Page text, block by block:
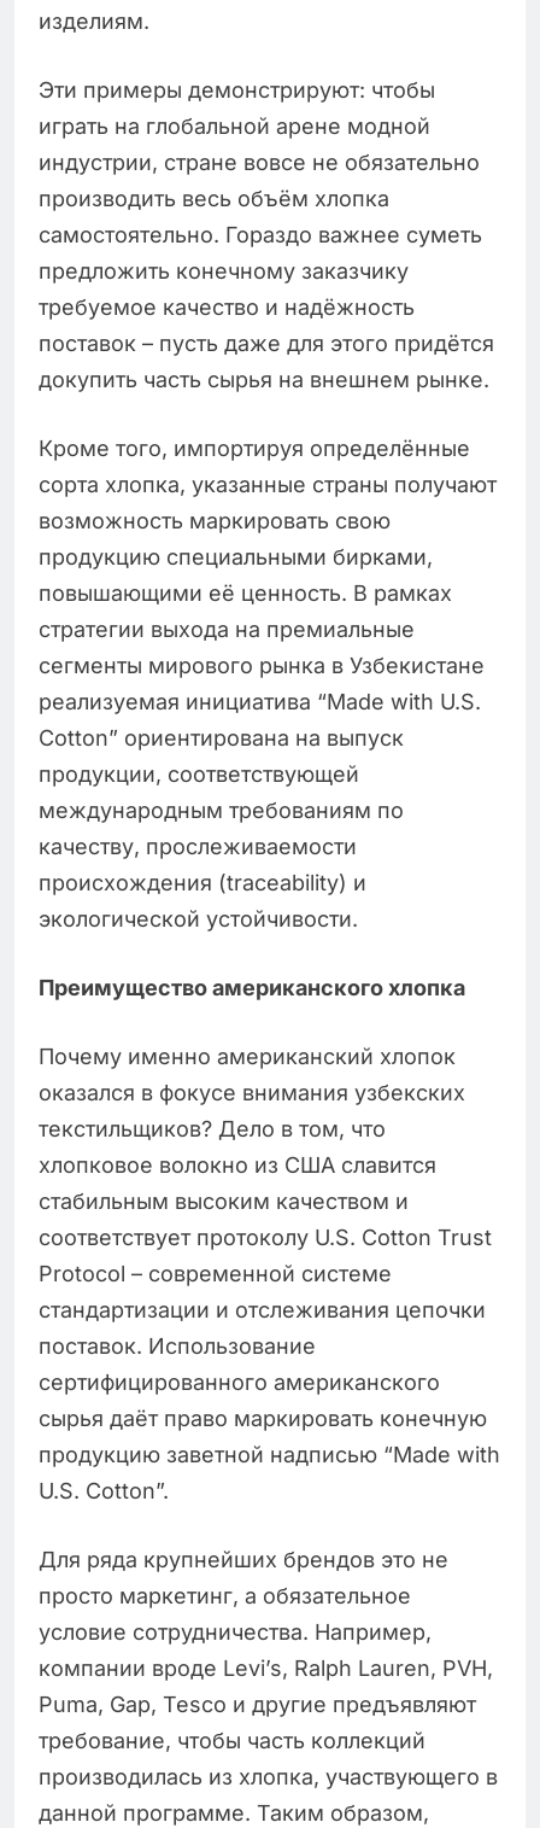
изделиям.
Эти примеры демонстрируют: чтобы
играть на глобальной арене модной
индустрии, стране вовсе не обязательно
производить весь объём хлопка
самостоятельно. Гораздо важнее суметь
предложить конечному заказчику
требуемое качество и надёжность
поставок – пусть даже для этого придётся
докупить часть сырья на внешнем рынке.
Кроме того, импортируя определённые
сорта хлопка, указанные страны получают
возможность маркировать свою
продукцию специальными бирками,
повышающими её ценность. В рамках
стратегии выхода на премиальные
сегменты мирового рынка в Узбекистане
реализуемая инициатива “Made with U.S.
Cotton” ориентирована на выпуск
продукции, соответствующей
международным требованиям по
качеству, прослеживаемости
происхождения (traceability) и
экологической устойчивости.
Преимущество американского хлопка
Почему именно американский хлопок
оказался в фокусе внимания узбекских
текстильщиков? Дело в том, что
хлопковое волокно из США славится
стабильным высоким качеством и
соответствует протоколу U.S. Cotton Trust
Protocol – современной системе
стандартизации и отслеживания цепочки
поставок. Использование
сертифицированного американского
сырья даёт право маркировать конечную
продукцию заветной надписью “Made with
U.S. Cotton”.
Для ряда крупнейших брендов это не
просто маркетинг, а обязательное
условие сотрудничества. Например,
компании вроде Levi’s, Ralph Lauren, PVH,
Puma, Gap, Tesco и другие предъявляют
требование, чтобы часть коллекций
производилась из хлопка, участвующего в
данной программе. Таким образом,